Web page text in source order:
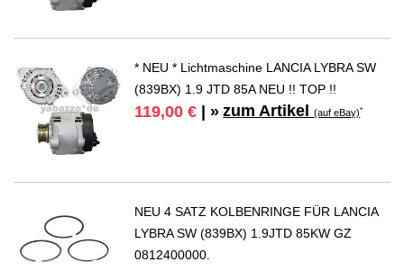
* NEU * Lichtmaschine LANCIA LYBRA SW
(839BX) 1.9 JTD 85A NEU !! TOP !!
119,00 € | » zum Artikel(auf eBay)*
NEU 4 SATZ KOLBENRINGE FÜR LANCIA
LYBRA SW (839BX) 1.9JTD 85KW GZ
0812400000.